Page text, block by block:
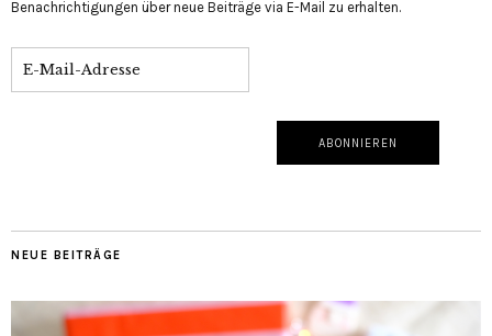
Benachrichtigungen über neue Beiträge via E-Mail zu erhalten.
NEUE BEITRÄGE